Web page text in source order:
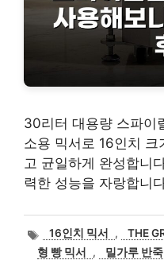
30리터 대용량 스파이
소용 믹서로 16인치
고 균일하게 완성합니
력한 성능을 자랑합니
태
그
16인치 믹서 , THE
형 빵 믹서
, 밀가루 반죽